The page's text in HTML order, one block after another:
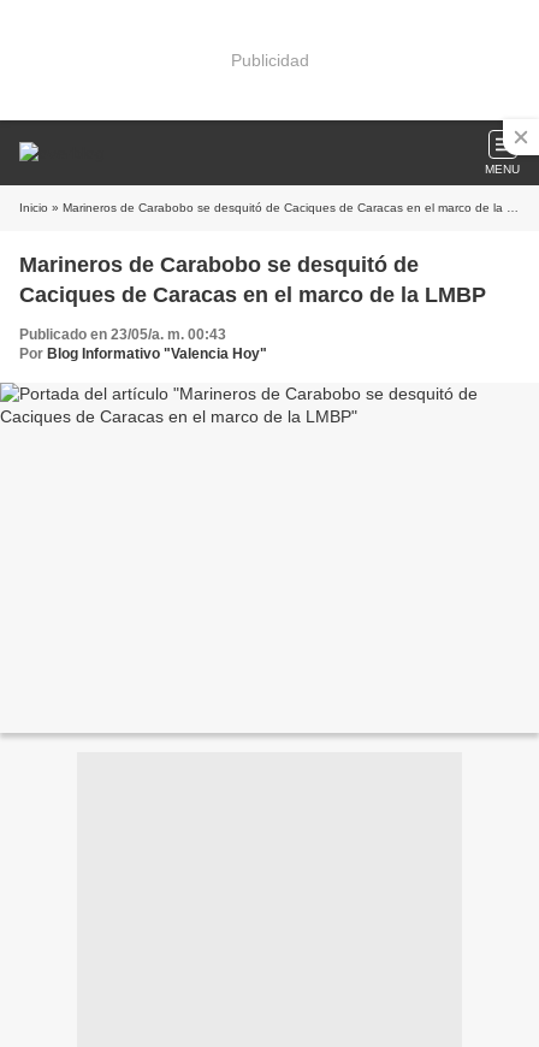
Publicidad
MENU
Inicio » Marineros de Carabobo se desquitó de Caciques de Caracas en el marco de la LMBP
Marineros de Carabobo se desquitó de
Caciques de Caracas en el marco de la LMBP
Publicado en 23/05/a. m. 00:43
Por Blog Informativo "Valencia Hoy"